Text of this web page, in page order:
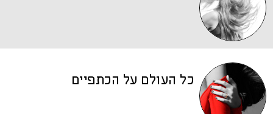
כל העולם על הכתפיים